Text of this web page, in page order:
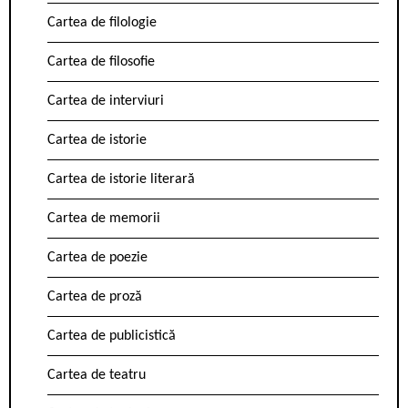
Cartea de filologie
Cartea de filosofie
Cartea de interviuri
Cartea de istorie
Cartea de istorie literară
Cartea de memorii
Cartea de poezie
Cartea de proză
Cartea de publicistică
Cartea de teatru